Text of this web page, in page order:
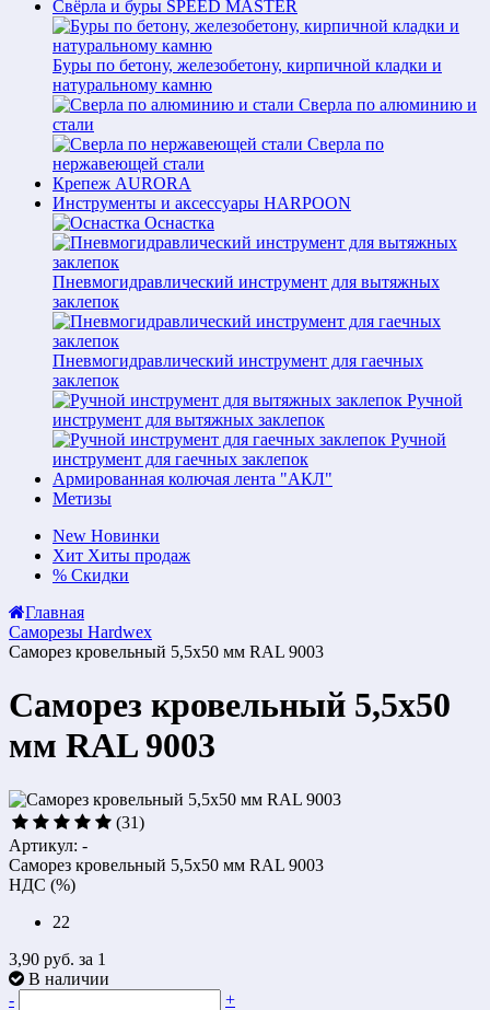
Свёрла и буры SPEED MASTER
Буры по бетону, железобетону, кирпичной кладки и
натуральному камню
Сверла по алюминию и
стали
Сверла по
нержавеющей стали
Крепеж AURORA
Инструменты и аксессуары HARPOON
Оснастка
Пневмогидравлический инструмент для вытяжных
заклепок
Пневмогидравлический инструмент для гаечных
заклепок
Ручной
инструмент для вытяжных заклепок
Ручной
инструмент для гаечных заклепок
Армированная колючая лента "АКЛ"
Метизы
New Новинки
Хит Хиты продаж
% Скидки
Главная
Саморезы Hardwex
Саморез кровельный 5,5x50 мм RAL 9003
Саморез кровельный 5,5x50
мм RAL 9003
(31)
Артикул: -
Саморез кровельный 5,5x50 мм RAL 9003
НДС (%)
22
3,90 руб. за 1
В наличии
-
+